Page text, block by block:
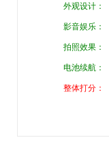
外观设计：
影音娱乐：
拍照效果：
电池续航：
整体打分：